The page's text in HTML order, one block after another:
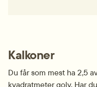
Kalkoner
Du får som mest ha 2,5
kvadratmeter golv. Har